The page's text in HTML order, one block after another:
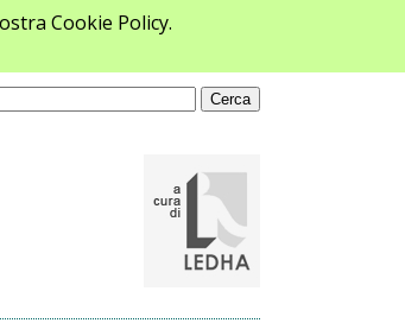
Cookie Policy.